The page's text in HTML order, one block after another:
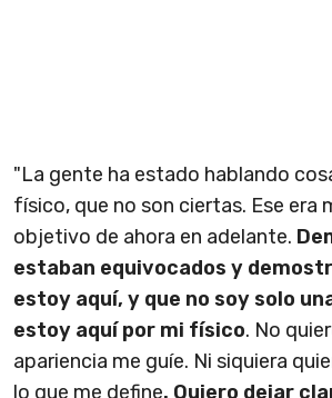
"La gente ha estado hablando
físico, que no son ciertas. Ese era
objetivo de ahora en adelante.
estaban equivocados y
estoy aquí, y que no soy solo
estoy aquí por mi físico. No
apariencia me guíe. Ni siquiera
lo que me define. Quiero dejar